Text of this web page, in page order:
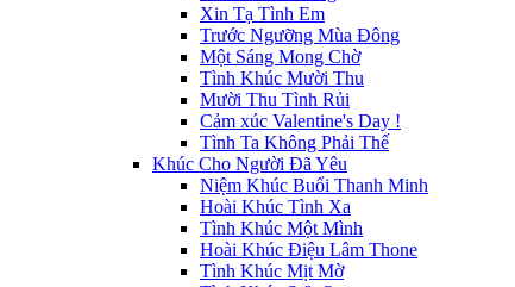
Xin Tạ Tình Em
Trước Ngưỡng Mùa Đông
Một Sáng Mong Chờ
Tình Khúc Mười Thu
Mười Thu Tình Rủi
Cảm xúc Valentine's Day !
Tình Ta Không Phải Thế
Khúc Cho Người Đã Yêu
Niệm Khúc Buổi Thanh Minh
Hoài Khúc Tình Xa
Tình Khúc Một Mình
Hoài Khúc Điệu Lâm Thone
Tình Khúc Mịt Mờ